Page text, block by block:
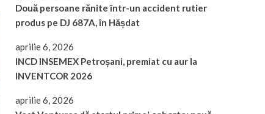
Două persoane rănite într-un accident rutier
produs pe DJ 687A, în Hășdat
aprilie 6, 2026
INCD INSEMEX Petroșani, premiat cu aur la
INVENTCOR 2026
aprilie 6, 2026